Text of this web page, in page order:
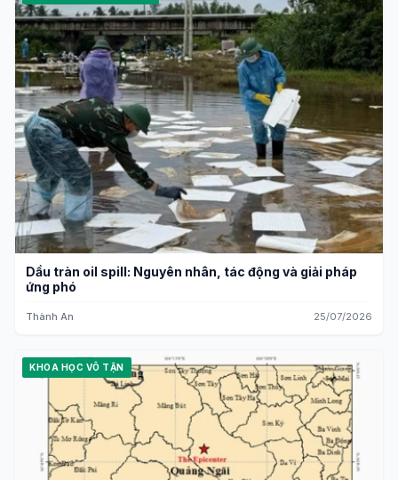
Dầu tràn oil spill: Nguyên nhân, tác động và giải pháp
ứng phó
Thành An 25/07/2026
KHOA HỌC VÔ TẬN